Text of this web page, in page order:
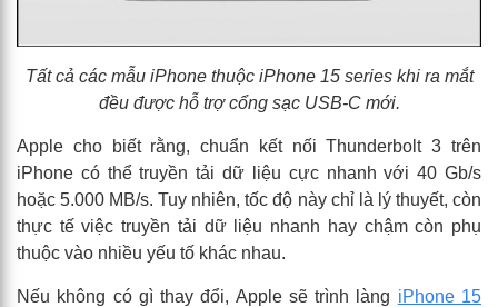
Tất cả các mẫu iPhone thuộc iPhone 15 series khi ra mắt
đều được hỗ trợ cổng sạc USB-C mới.
Apple cho biết rằng, chuẩn kết nối Thunderbolt 3 trên
iPhone có thể truyền tải dữ liệu cực nhanh với 40 Gb/s
hoặc 5.000 MB/s. Tuy nhiên, tốc độ này chỉ là lý thuyết, còn
thực tế việc truyền tải dữ liệu nhanh hay chậm còn phụ
thuộc vào nhiều yếu tố khác nhau.
Nếu không có gì thay đổi, Apple sẽ trình làng iPhone 15